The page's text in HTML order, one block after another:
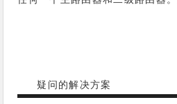
疑问的解决方案